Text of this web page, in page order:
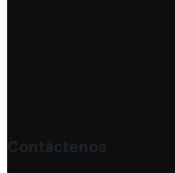
Contáctenos